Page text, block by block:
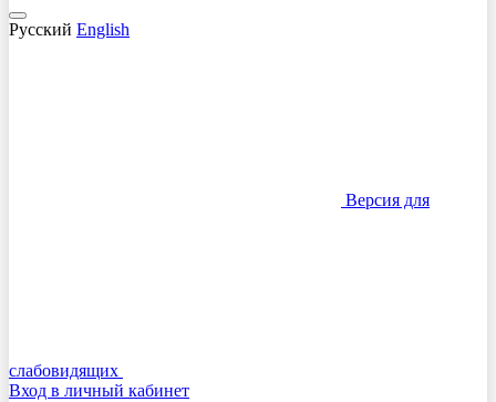
Русский English
Версия для
слабовидящих
Вход в личный кабинет